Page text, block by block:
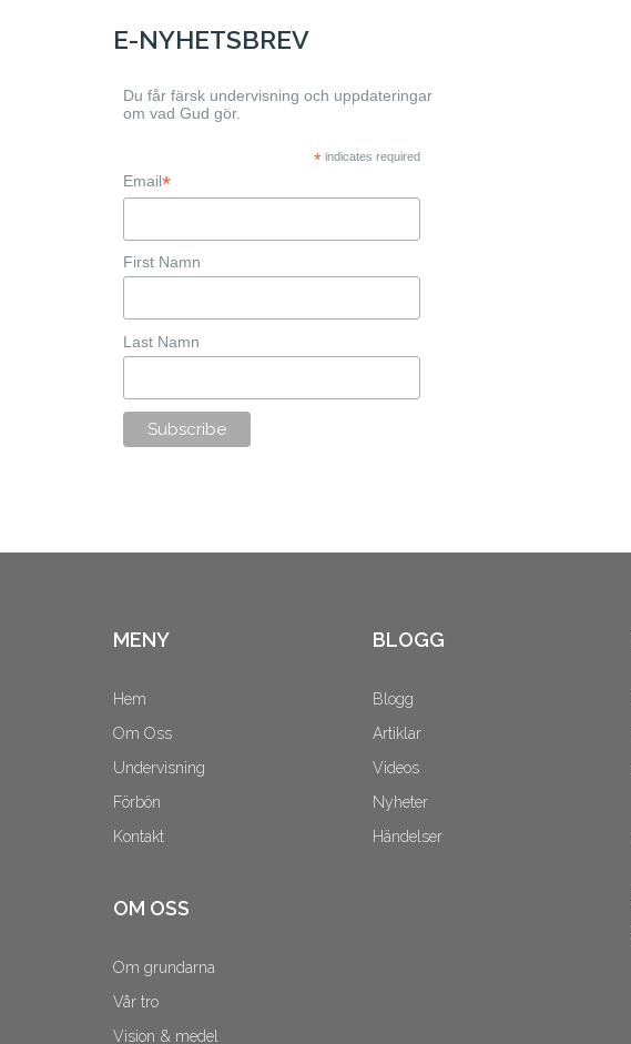
E-NYHETSBREV
Du får färsk undervisning och uppdateringar
om vad Gud gör.
*indicates required
Email*
First Namn
Last Namn
MENY
Hem
Om Oss
Undervisning
Förbön
Kontakt
OM OSS
Om grundarna
Vår tro
Vision & medel
BLOGG
Blogg
Artiklar
Videos
Nyheter
Händelser